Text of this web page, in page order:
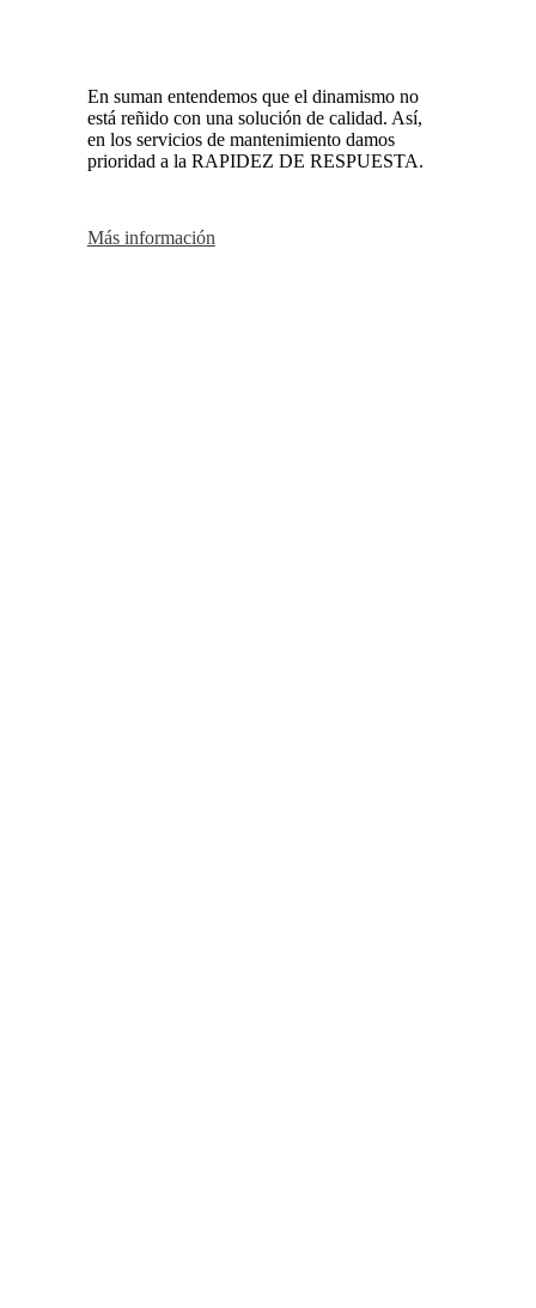
En suman entendemos que el dinamismo no
está reñido con una solución de calidad. Así,
en los servicios de mantenimiento damos
prioridad a la RAPIDEZ DE RESPUESTA.
Más información